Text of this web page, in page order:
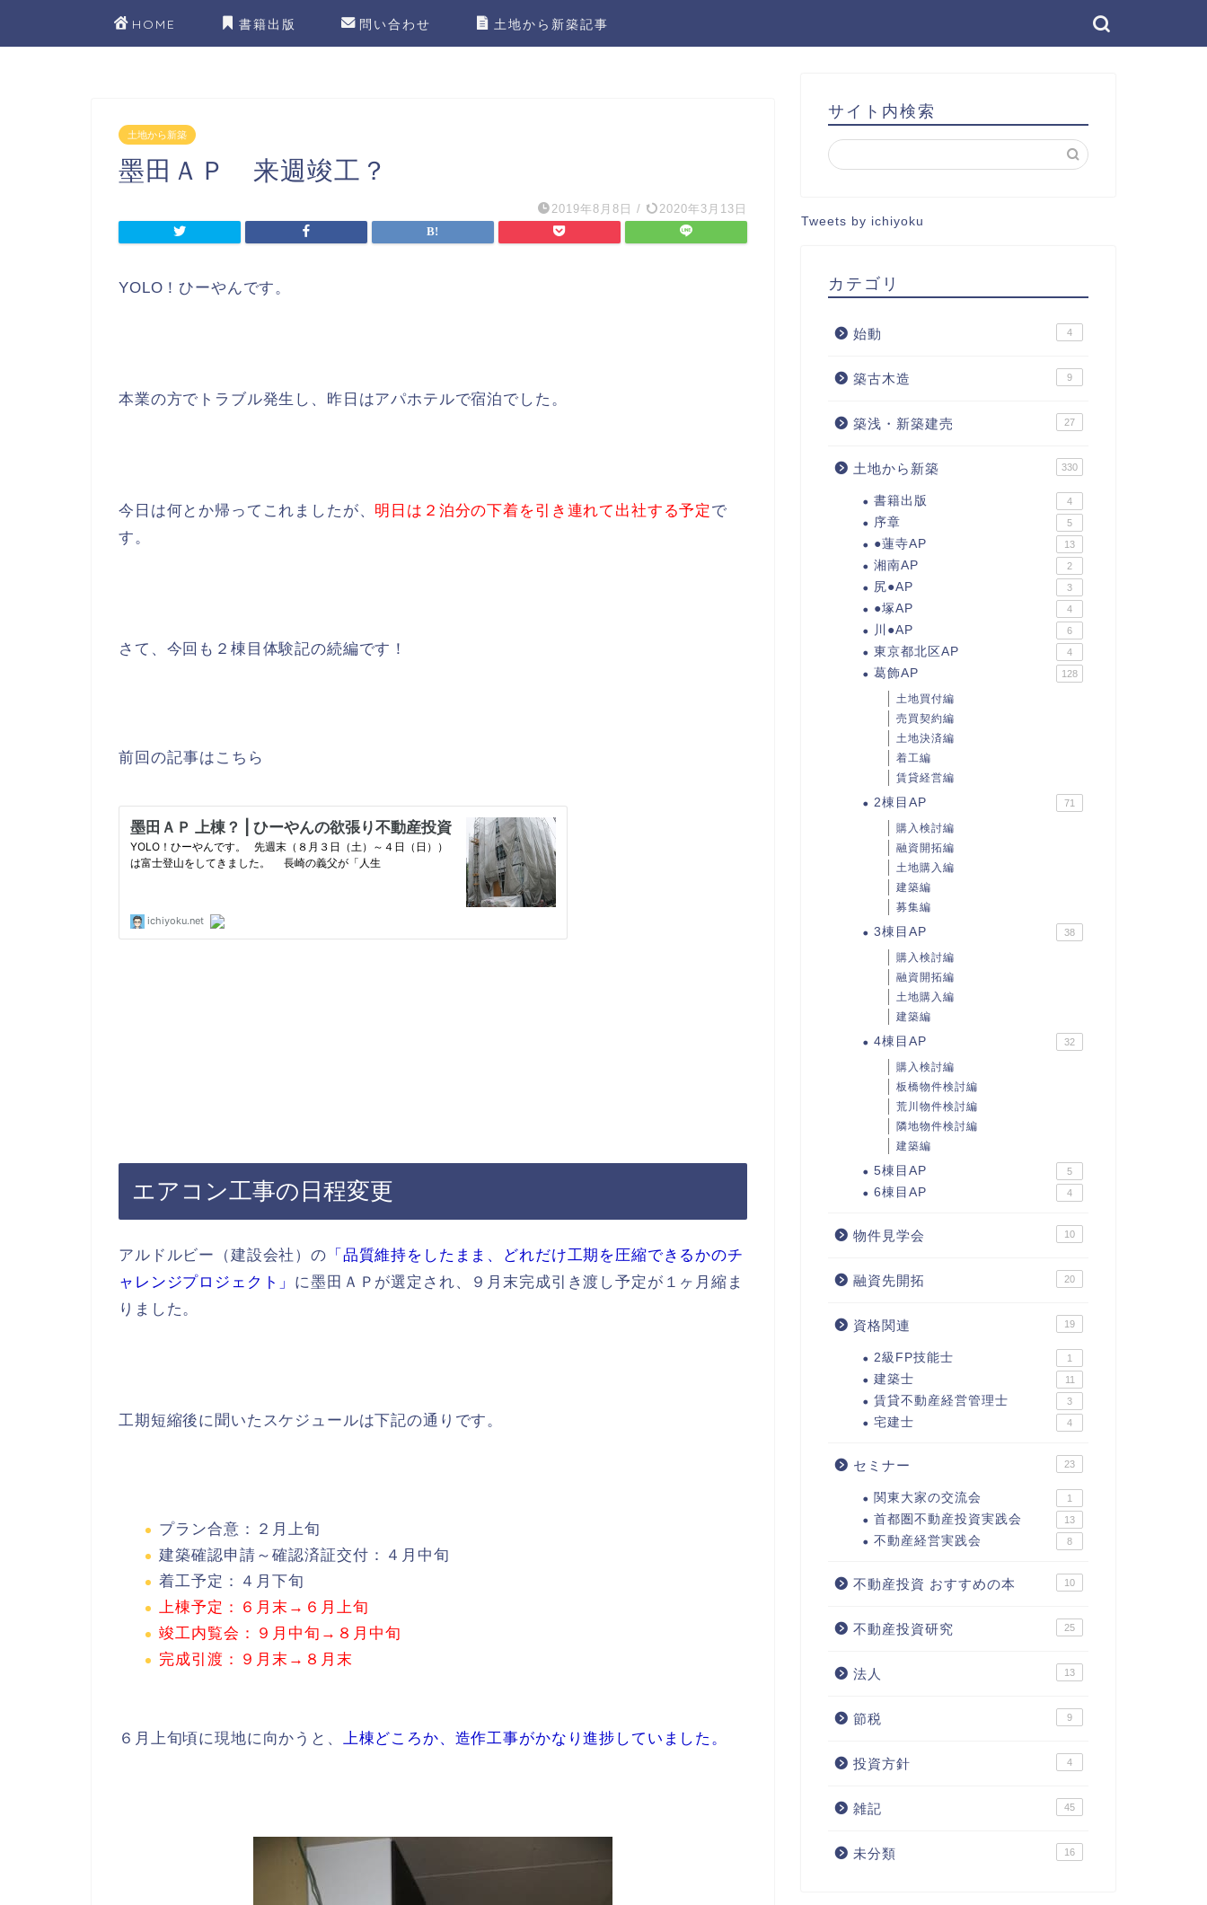
HOME 書籍出版 問い合わせ 土地から新築記事
土地から新築
墨田ＡＰ 来週竣工？
2019年8月8日 / 2020年3月13日
YOLO！ひーやんです。
本業の方でトラブル発生し、昨日はアパホテルで宿泊でした。
今日は何とか帰ってこれましたが、 明日は２泊分の下着を引き連れて出社する予定 で
す。
さて、今回も２棟目体験記の続編です！
前回の記事はこちら
エアコン工事の日程変更
アルドルビー（建設会社）の 「品質維持をしたまま、どれだけ工期を圧縮できるかのチ
ャレンジプロジェクト」 に墨田ＡＰが選定され、９月末完成引き渡し予定が１ヶ月縮ま
りました。
工期短縮後に聞いたスケジュールは下記の通りです。
プラン合意：２月上旬
建築確認申請～確認済証交付：４月中旬
着工予定：４月下旬
上棟予定：６月末→６月上旬
竣工内覧会：９月中旬→８月中旬
完成引渡：９月末→８月末
６月上旬頃に現地に向かうと、 上棟どころか、造作工事がかなり進捗していました。
サイト内検索
Tweets by ichiyoku
カテゴリ
始動 4
築古木造 9
築浅・新築建売 27
土地から新築 330
書籍出版 4
序章 5
●蓮寺AP 13
湘南AP 2
尻●AP 3
●塚AP 4
川●AP 6
東京都北区AP 4
葛飾AP 128
土地買付編
売買契約編
土地決済編
着工編
賃貸経営編
2棟目AP 71
購入検討編
融資開拓編
土地購入編
建築編
募集編
3棟目AP 38
購入検討編
融資開拓編
土地購入編
建築編
4棟目AP 32
購入検討編
板橋物件検討編
荒川物件検討編
隣地物件検討編
建築編
5棟目AP 5
6棟目AP 4
物件見学会 10
融資先開拓 20
資格関連 19
2級FP技能士 1
建築士 11
賃貸不動産経営管理士 3
宅建士 4
セミナー 23
関東大家の交流会 1
首都圏不動産投資実践会 13
不動産経営実践会 8
不動産投資 おすすめの本 10
不動産投資研究 25
法人 13
節税 9
投資方針 4
雑記 45
未分類 16